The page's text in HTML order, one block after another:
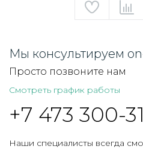
Мы консультируем
Просто позвоните нам
Смотреть график работы
+7 473 300-
Наши специалисты всегда